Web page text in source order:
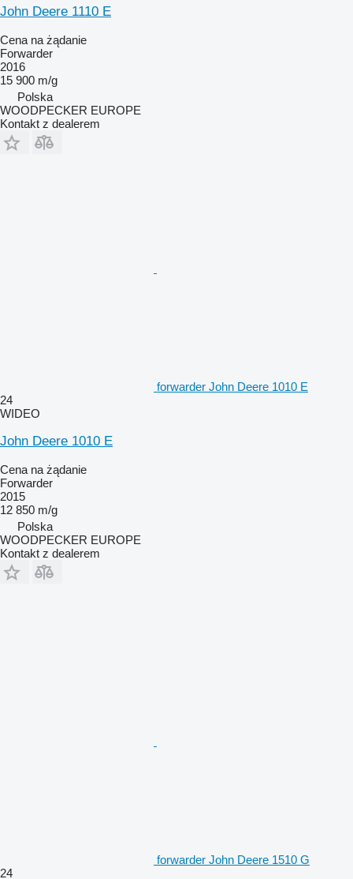
John Deere 1110 E
Cena na żądanie
Forwarder
2016
15 900 m/g
Polska
WOODPECKER EUROPE
Kontakt z dealerem
forwarder John Deere 1010 E
24
WIDEO
John Deere 1010 E
Cena na żądanie
Forwarder
2015
12 850 m/g
Polska
WOODPECKER EUROPE
Kontakt z dealerem
forwarder John Deere 1510 G
24